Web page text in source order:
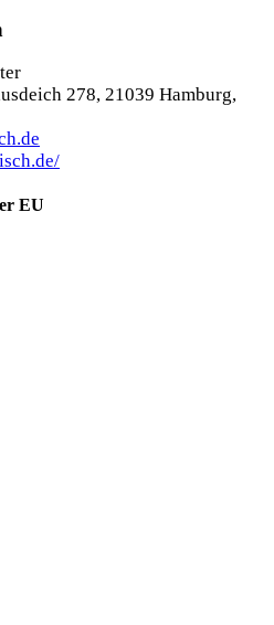
278, 21039 Hamburg,
EU